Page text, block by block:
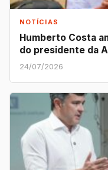
NOTÍCIAS
Humberto Costa
do presidente da
24/07/2026